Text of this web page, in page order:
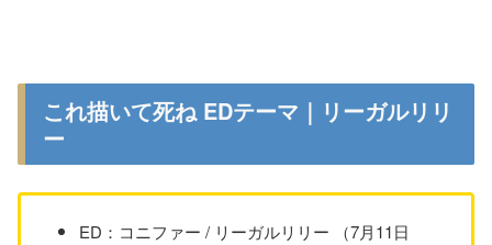
これ描いて死ね EDテーマ｜リーガルリリ
ー
ED：コニファー / リーガルリリー （7月11日